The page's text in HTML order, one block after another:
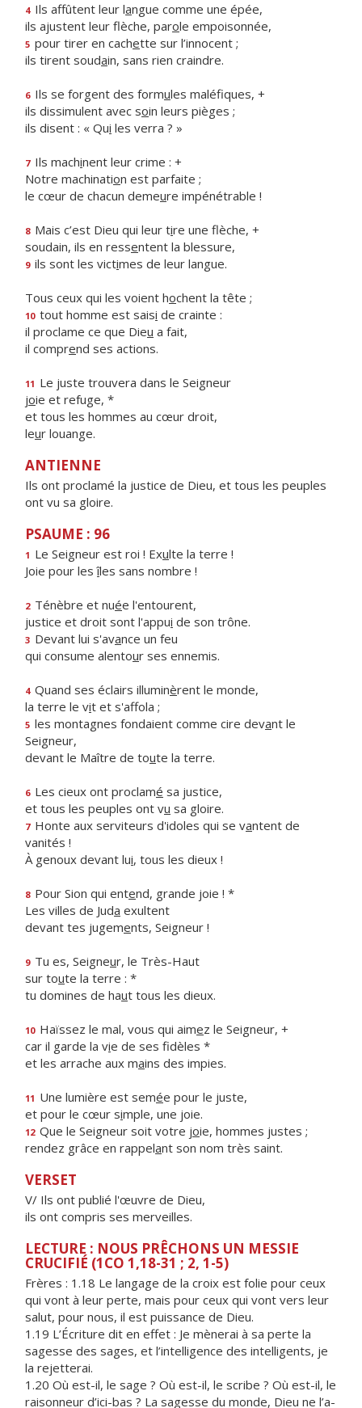
4 Ils affûtent leur langue comme une épée,
ils ajustent leur flèche, parole empoisonnée,
5 pour tirer en cachette sur l’innocent ;
ils tirent soudain, sans rien craindre.
6 Ils se forgent des formules maléfiques, +
ils dissimulent avec soin leurs pièges ;
ils disent : « Qui les verra ? »
7 Ils machinent leur crime : +
Notre machination est parfaite ;
le cœur de chacun demeure impénétrable !
8 Mais c’est Dieu qui leur tire une flèche, +
soudain, ils en ressentent la blessure,
9 ils sont les victimes de leur langue.
Tous ceux qui les voient hochent la tête ;
10 tout homme est saisi de crainte :
il proclame ce que Dieu a fait,
il comprend ses actions.
11 Le juste trouvera dans le Seigneur
joie et refuge, *
et tous les hommes au cœur droit,
leur louange.
ANTIENNE
Ils ont proclamé la justice de Dieu, et tous les peuples
ont vu sa gloire.
PSAUME : 96
1 Le Seigneur est roi ! Exulte la terre !
Joie pour lesîles sans nombre !
2 Ténèbre et nuée l'entourent,
justice et droit sont l'appui de son trône.
3 Devant lui s'avance un feu
qui consume alentour ses ennemis.
4 Quand ses éclairs illuminèrent le monde,
la terre le vit et s'affola ;
5 les montagnes fondaient comme cire devant le
Seigneur,
devant le Maître de toute la terre.
6 Les cieux ont proclamé sa justice,
et tous les peuples ont vu sa gloire.
7 Honte aux serviteurs d'idoles qui se vantent de
vanités !
À genoux devant lui, tous les dieux !
8 Pour Sion qui entend, grande joie ! *
Les villes de Juda exultent
devant tes jugements, Seigneur !
9 Tu es, Seigneur, le Très-Haut
sur toute la terre : *
tu domines de haut tous les dieux.
10 Haïssez le mal, vous qui aimez le Seigneur, +
car il garde la vie de ses fidèles *
et les arrache aux mains des impies.
11 Une lumière est semée pour le juste,
et pour le cœur simple, une joie.
12 Que le Seigneur soit votre joie, hommes justes ;
rendez grâce en rappelant son nom très saint.
VERSET
V/ Ils ont publié l'œuvre de Dieu,
ils ont compris ses merveilles.
LECTURE : NOUS PRÊCHONS UN MESSIE
CRUCIFIÉ (1CO 1,18-31 ; 2, 1-5)
Frères : 1.18 Le langage de la croix est folie pour ceux
qui vont à leur perte, mais pour ceux qui vont vers leur
salut, pour nous, il est puissance de Dieu.
1.19 L’Écriture dit en effet : Je mènerai à sa perte la
sagesse des sages, et l’intelligence des intelligents, je
la rejetterai.
1.20 Où est-il, le sage ? Où est-il, le scribe ? Où est-il, le
raisonneur d’ici-bas ? La sagesse du monde, Dieu ne l’a-